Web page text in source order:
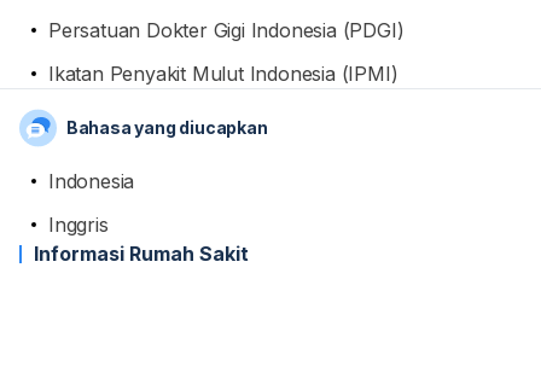
Persatuan Dokter Gigi Indonesia (PDGI)
Ikatan Penyakit Mulut Indonesia (IPMI)
Bahasa yang diucapkan
Indonesia
Inggris
Informasi Rumah Sakit